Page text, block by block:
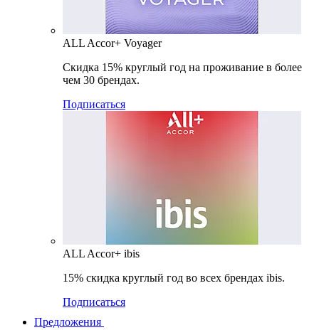
ALL Accor+ Voyager
Скидка 15% круглый год на проживание в более
чем 30 брендах.
Подписаться
ALL Accor+ ibis
15% скидка круглый год во всех брендах ibis.
Подписаться
Предложения